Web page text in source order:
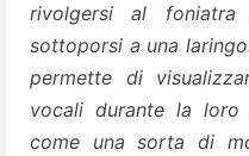
rivolgersi al foniatra
sottoporsi a una
permette di
vocali durante la loro
come una sorta di